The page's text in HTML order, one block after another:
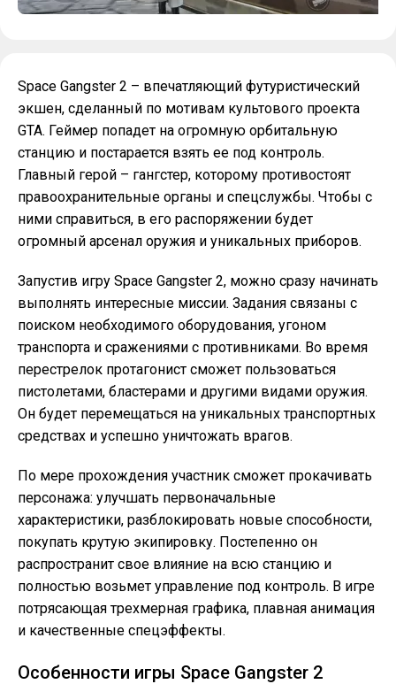
Space Gangster 2 – впечатляющий футуристический
экшен, сделанный по мотивам культового проекта
GTA. Геймер попадет на огромную орбитальную
станцию и постарается взять ее под контроль.
Главный герой – гангстер, которому противостоят
правоохранительные органы и спецслужбы. Чтобы с
ними справиться, в его распоряжении будет
огромный арсенал оружия и уникальных приборов.
Запустив игру Space Gangster 2, можно сразу начинать
выполнять интересные миссии. Задания связаны с
поиском необходимого оборудования, угоном
транспорта и сражениями с противниками. Во время
перестрелок протагонист сможет пользоваться
пистолетами, бластерами и другими видами оружия.
Он будет перемещаться на уникальных транспортных
средствах и успешно уничтожать врагов.
По мере прохождения участник сможет прокачивать
персонажа: улучшать первоначальные
характеристики, разблокировать новые способности,
покупать крутую экипировку. Постепенно он
распространит свое влияние на всю станцию и
полностью возьмет управление под контроль. В игре
потрясающая трехмерная графика, плавная анимация
и качественные спецэффекты.
Особенности игры Space Gangster 2